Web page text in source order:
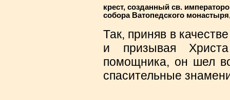
крест, созданный св.
собора Ватопедского
Так, приняв в
и призывая
помощника, он шел
спасительные